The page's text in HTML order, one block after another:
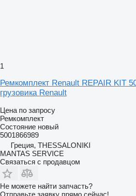
1
Ремкомплект Renault REPAIR KIT
грузовика Renault
Цена по запросу
Ремкомплект
Состояние новый
5001866989
Греция, THESSALONIKI
MANTAS SERVICE
Связаться с продавцом
Не можете найти запчасть?
Отправьте заявку прямо сейчас!